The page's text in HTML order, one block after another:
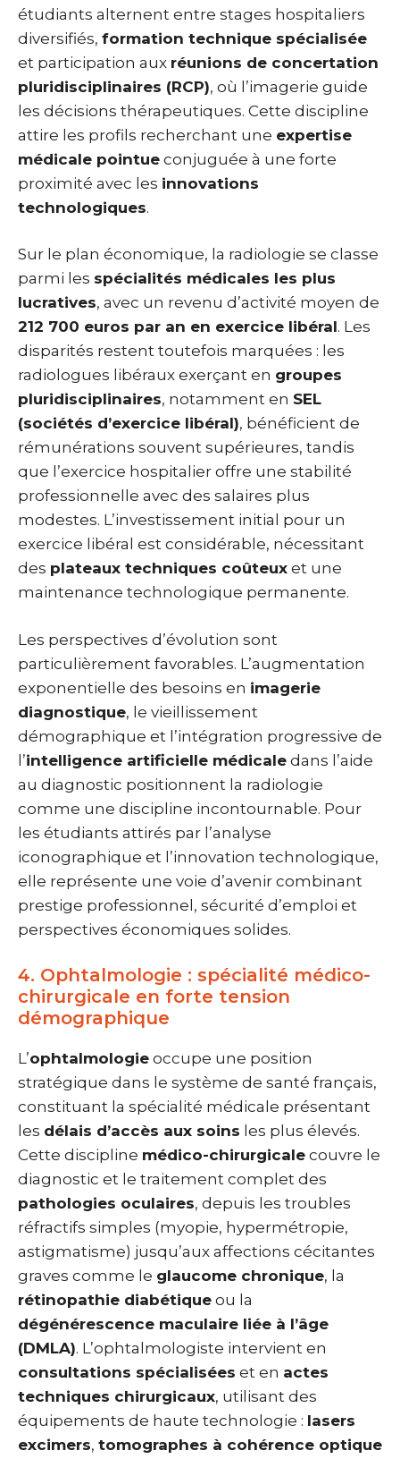
étudiants alternent entre stages hospitaliers
diversifiés, formation technique spécialisée
et participation aux réunions de concertation
pluridisciplinaires (RCP), où l’imagerie guide
les décisions thérapeutiques. Cette discipline
attire les profils recherchant une expertise
médicale pointue conjuguée à une forte
proximité avec les innovations
technologiques.
Sur le plan économique, la radiologie se classe
parmi les spécialités médicales les plus
lucratives, avec un revenu d’activité moyen de
212 700 euros par an en exercice libéral. Les
disparités restent toutefois marquées : les
radiologues libéraux exerçant en groupes
pluridisciplinaires, notamment en SEL
(sociétés d’exercice libéral), bénéficient de
rémunérations souvent supérieures, tandis
que l’exercice hospitalier offre une stabilité
professionnelle avec des salaires plus
modestes. L’investissement initial pour un
exercice libéral est considérable, nécessitant
des plateaux techniques coûteux et une
maintenance technologique permanente.
Les perspectives d’évolution sont
particulièrement favorables. L’augmentation
exponentielle des besoins en imagerie
diagnostique, le vieillissement
démographique et l’intégration progressive de
l’intelligence artificielle médicale dans l’aide
au diagnostic positionnent la radiologie
comme une discipline incontournable. Pour
les étudiants attirés par l’analyse
iconographique et l’innovation technologique,
elle représente une voie d’avenir combinant
prestige professionnel, sécurité d’emploi et
perspectives économiques solides.
4. Ophtalmologie : spécialité médico-
chirurgicale en forte tension
démographique
L’ophtalmologie occupe une position
stratégique dans le système de santé français,
constituant la spécialité médicale présentant
les délais d’accès aux soins les plus élevés.
Cette discipline médico-chirurgicale couvre le
diagnostic et le traitement complet des
pathologies oculaires, depuis les troubles
réfractifs simples (myopie, hypermétropie,
astigmatisme) jusqu’aux affections cécitantes
graves comme le glaucome chronique, la
rétinopathie diabétique ou la
dégénérescence maculaire liée à l’âge
(DMLA). L’ophtalmologiste intervient en
consultations spécialisées et en actes
techniques chirurgicaux, utilisant des
équipements de haute technologie : lasers
excimers, tomographes à cohérence optique